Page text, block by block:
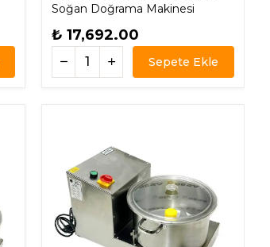
Soğan Doğrama Makinesi
₺ 17,692.00
Sepete Ekle